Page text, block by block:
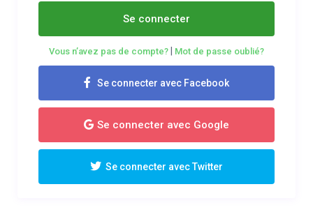
Se connecter
Vous n’avez pas de compte? Mot de passe oublié?
Se connecter avec Facebook
Se connecter avec Google
Se connecter avec Twitter